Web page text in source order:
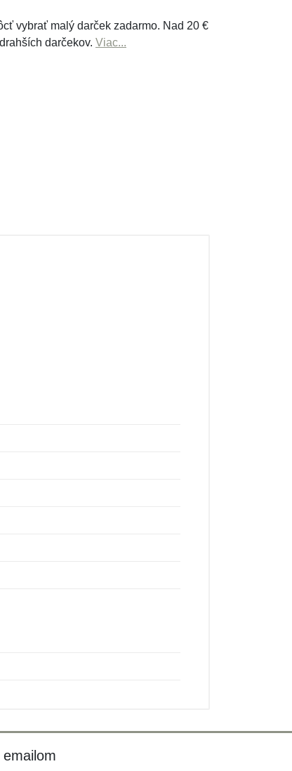
vybrať malý darček zadarmo. Nad 20 €
darčekov. Viac...